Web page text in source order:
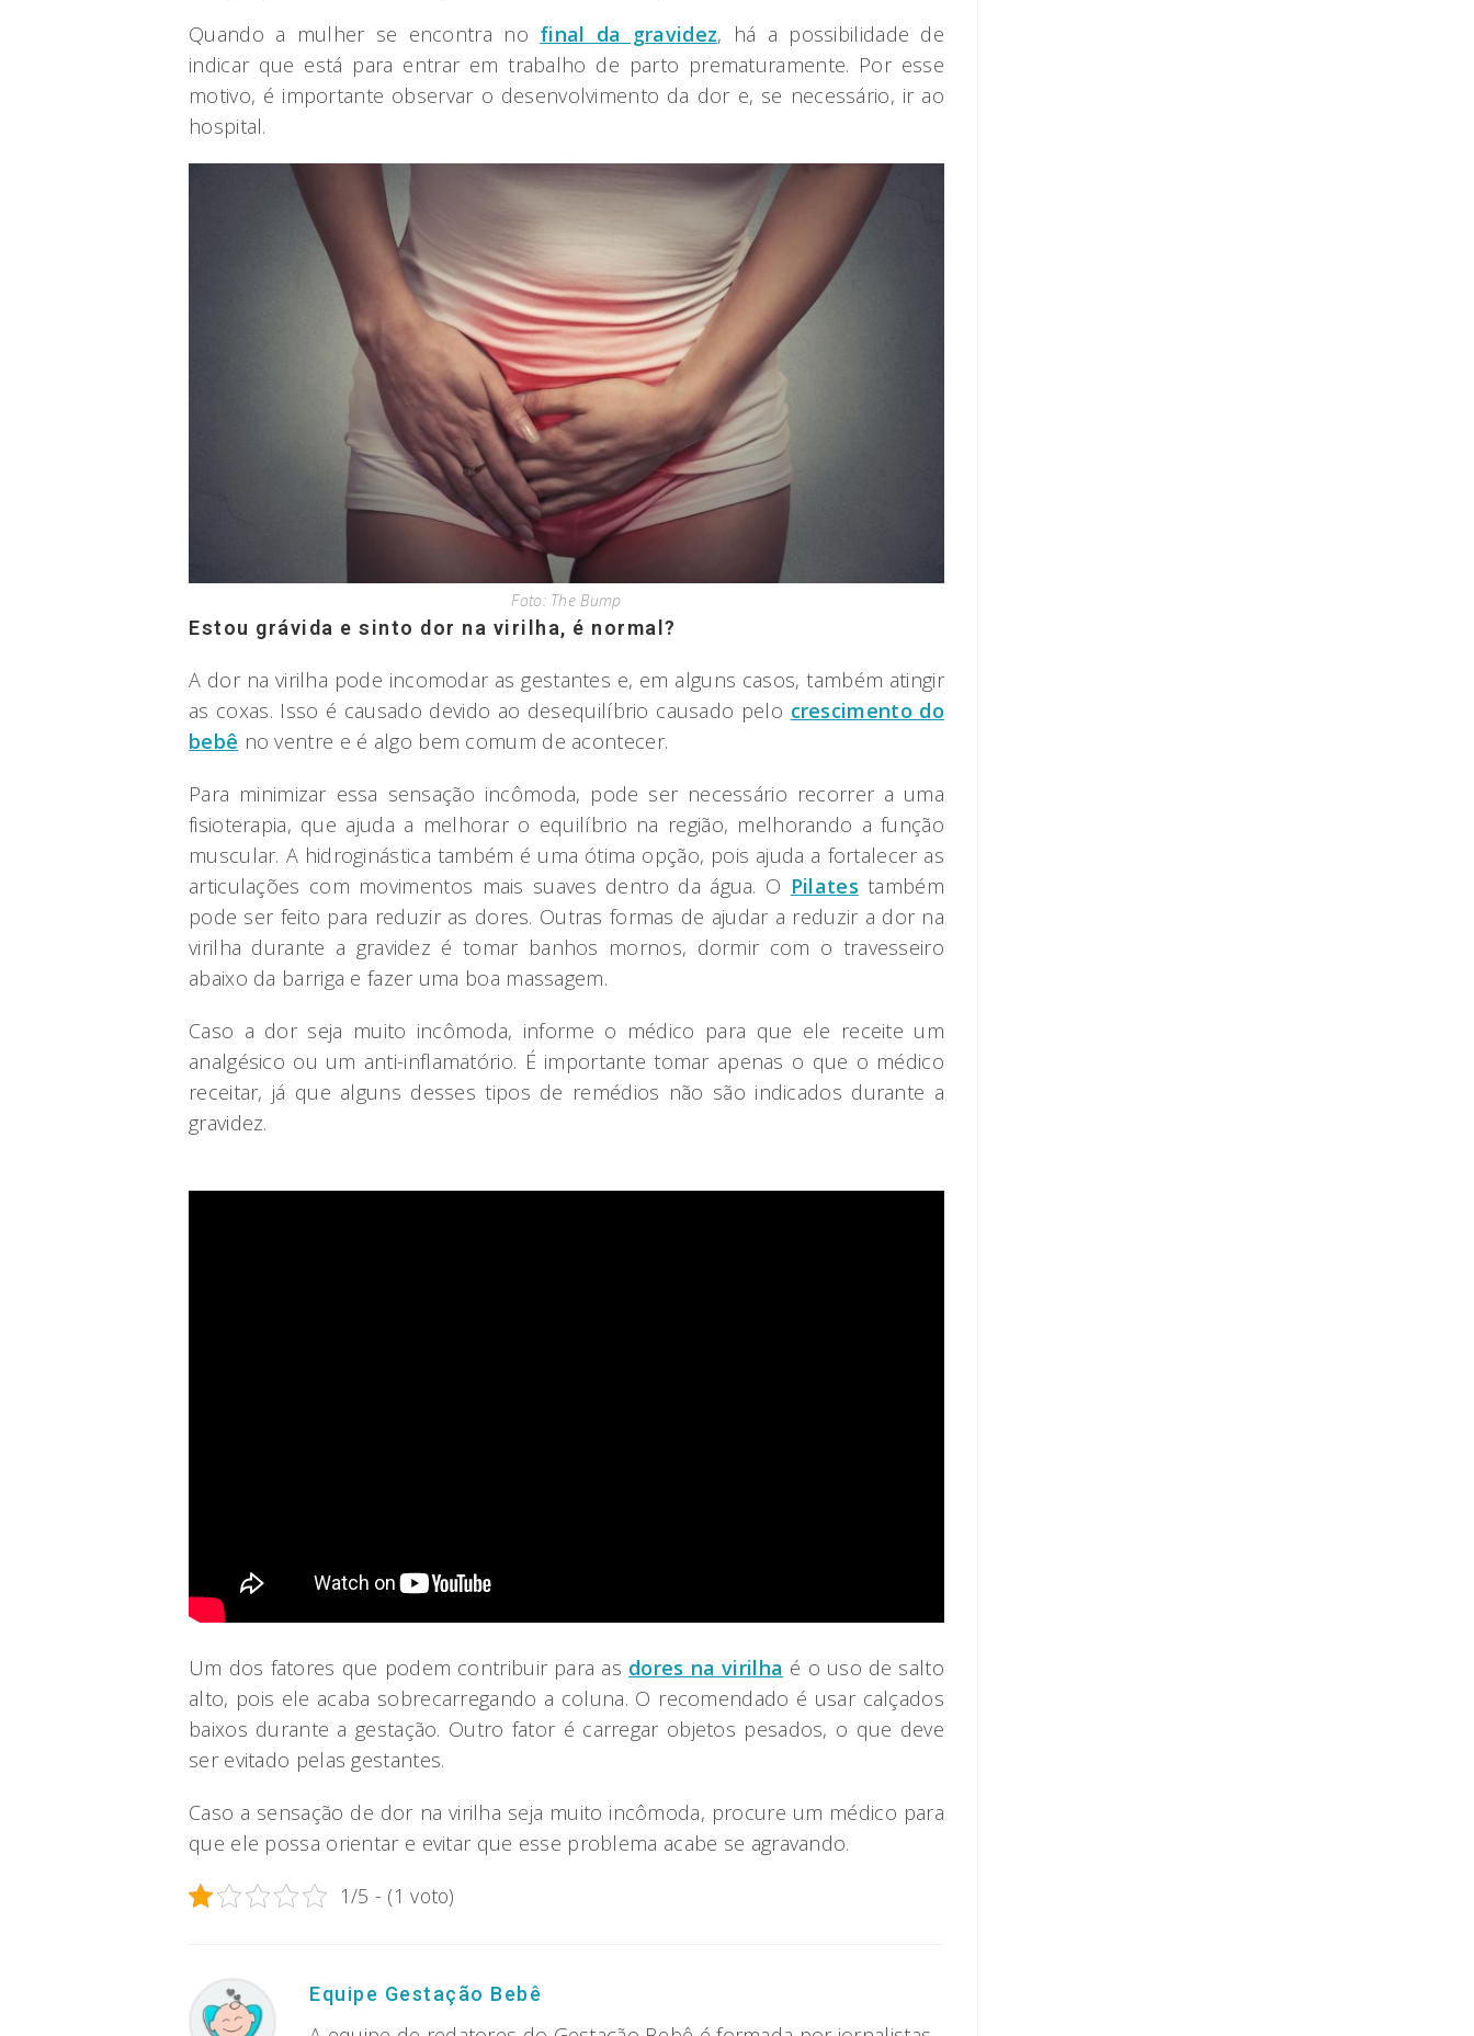
Quando a mulher se encontra no final da gravidez, há a possibilidade de
indicar que está para entrar em trabalho de parto prematuramente. Por esse
motivo, é importante observar o desenvolvimento da dor e, se necessário, ir ao
hospital.
Foto: The Bump
Estou grávida e sinto dor na virilha, é normal?
A dor na virilha pode incomodar as gestantes e, em alguns casos, também atingir
as coxas. Isso é causado devido ao desequilíbrio causado pelo crescimento do
bebê no ventre e é algo bem comum de acontecer.
Para minimizar essa sensação incômoda, pode ser necessário recorrer a uma
fisioterapia, que ajuda a melhorar o equilíbrio na região, melhorando a função
muscular. A hidroginástica também é uma ótima opção, pois ajuda a fortalecer as
articulações com movimentos mais suaves dentro da água. O Pilates também
pode ser feito para reduzir as dores. Outras formas de ajudar a reduzir a dor na
virilha durante a gravidez é tomar banhos mornos, dormir com o travesseiro
abaixo da barriga e fazer uma boa massagem.
Caso a dor seja muito incômoda, informe o médico para que ele receite um
analgésico ou um anti-inflamatório. É importante tomar apenas o que o médico
receitar, já que alguns desses tipos de remédios não são indicados durante a
gravidez.
Um dos fatores que podem contribuir para as dores na virilha é o uso de salto
alto, pois ele acaba sobrecarregando a coluna. O recomendado é usar calçados
baixos durante a gestação. Outro fator é carregar objetos pesados, o que deve
ser evitado pelas gestantes.
Caso a sensação de dor na virilha seja muito incômoda, procure um médico para
que ele possa orientar e evitar que esse problema acabe se agravando.
1/5 - (1 voto)
Equipe Gestação Bebê